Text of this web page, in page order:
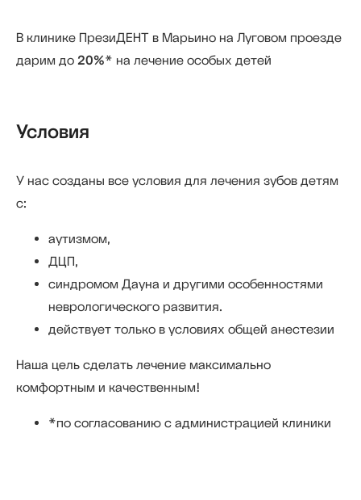
В клинике ПрезиДЕНТ в Марьино на Луговом проезде
дарим до 20%* на лечение особых детей
Условия
У нас созданы все условия для лечения зубов детям
с:
аутизмом,
ДЦП,
синдромом Дауна и другими особенностями
неврологического развития.
действует только в условиях общей анестезии
Наша цель сделать лечение максимально
комфортным и качественным!
*по согласованию с администрацией клиники